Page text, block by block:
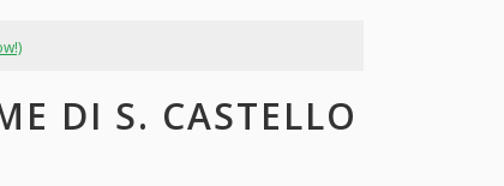
DI S. CASTELLO